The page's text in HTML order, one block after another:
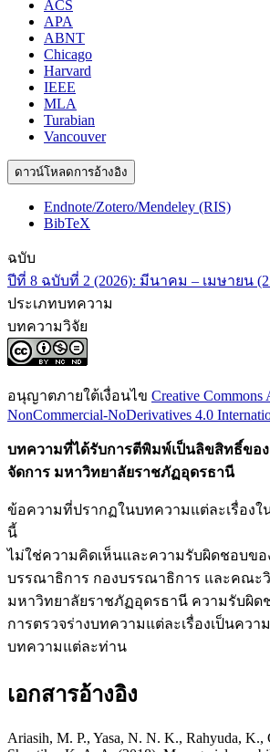
ACS
APA
ABNT
Chicago
Harvard
IEEE
MLA
Turabian
Vancouver
ดาวน์โหลดการอ้างอิง
Endnote/Zotero/Mendeley (RIS)
BibTeX
ฉบับ
ปีที่ 8 ฉบับที่ 2 (2026): มีนาคม – เมษายน
ประเภทบทความ
บทความวิจัย
อนุญาตภายใต้เงื่อนไข Creative Commons
NonCommercial-NoDerivatives 4.0
บทความที่ได้รับการตีพิมพ์เป็นลิขสิทธิ์ขอ
จัดการ มหาวิทยาลัยราชภัฏอุดรธานี
ข้อความที่ปรากฏในบทความแต่ละเรื่องใ
นี้
ไม่ใช่ความคิดเห็นและความรับผิดชอบขอ
บรรณาธิการ กองบรรณาธิการ และคณะ
มหาวิทยาลัยราชภัฏอุดรธานี ความรับผิด
การตรวจร่างบทความแต่ละเรื่องเป็นควา
บทความแต่ละท่าน
เอกสารอ้างอิง
Ariasih, M. P., Yasa, N. N. K., Rahyuda,